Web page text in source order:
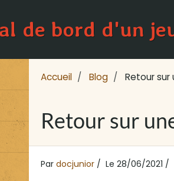
de bord d'un
Accueil Blog Retour sur
Retour sur
Par docjunior Le 28/06/2021